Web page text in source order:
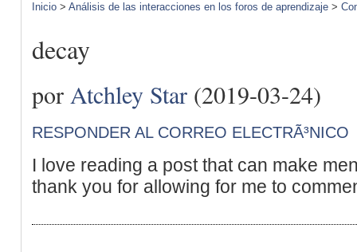
Inicio > Análisis de las interacciones en los foros de aprendizaje >
decay
por Atchley Star (2019-03-24)
RESPONDER AL CORREO ELECTRÃ³NICO
I love reading a post that can make
thank you for allowing for me to